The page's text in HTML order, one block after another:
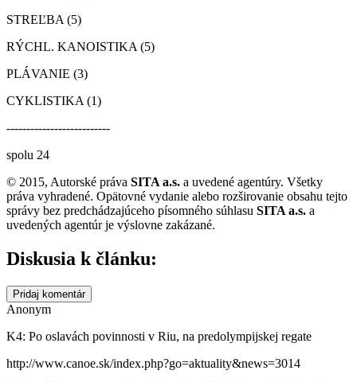
STREĽBA (5)
RÝCHL. KANOISTIKA (5)
PLÁVANIE (3)
CYKLISTIKA (1)
--------------------------
spolu 24
© 2015, Autorské práva SITA a.s. a uvedené agentúry. Všetky
práva vyhradené. Opätovné vydanie alebo rozširovanie obsahu tejto
správy bez predchádzajúceho písomného súhlasu SITA a.s. a
uvedených agentúr je výslovne zakázané.
Diskusia k článku:
Pridaj komentár
Anonym
K4: Po oslavách povinnosti v Riu, na predolympijskej regate
http://www.canoe.sk/index.php?go=aktuality&news=3014